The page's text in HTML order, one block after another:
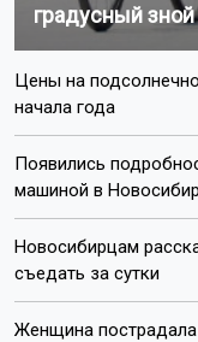
градусный зной
Цены на
начала года
Появились
машиной в
Новосибирцам
съедать за сутки
Женщина пострадала